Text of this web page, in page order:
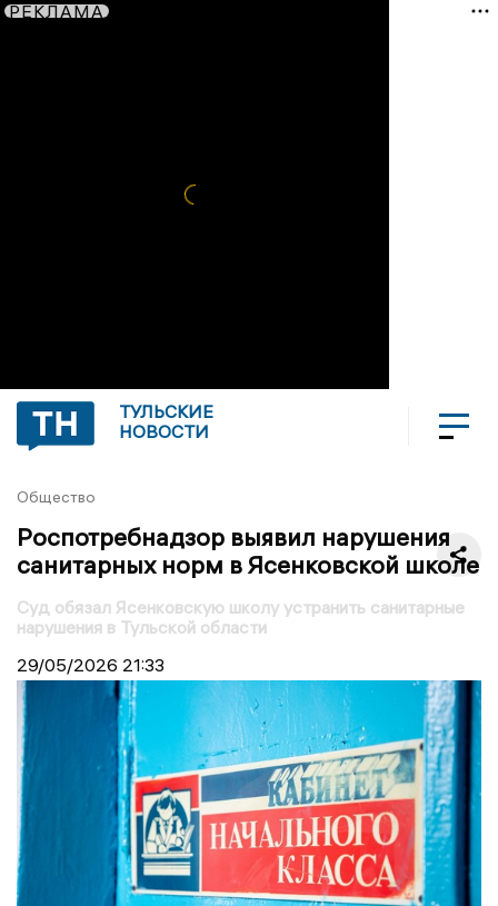
РЕКЛАМА
ТУЛЬСКИЕ
НОВОСТИ
Общество
Роспотребнадзор выявил нарушения
санитарных норм в Ясенковской школе
Суд обязал Ясенковскую школу устранить санитарные
нарушения в Тульской области
29/05/2026 21:33